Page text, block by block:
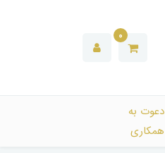
0
دعوت به
همکاری